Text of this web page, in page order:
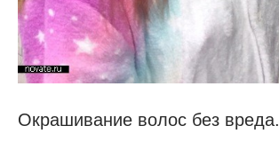
Окрашивание волос без вреда.